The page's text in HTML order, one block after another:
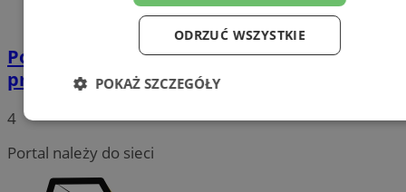
Policjanci wraz z seniorami rozdawali
przechodniom odblaskowe opaski
4
Portal należy do sieci
ODRZUĆ WSZYSTKIE
POKAŻ SZCZEGÓŁY
Niezbędne Wydajność Targetowanie